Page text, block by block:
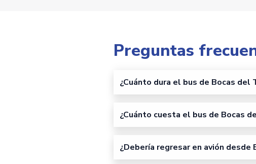
Preguntas
¿Cuánto dura el bus de Bocas del
¿Cuánto cuesta el bus de Bocas
¿Debería regresar en avión desde